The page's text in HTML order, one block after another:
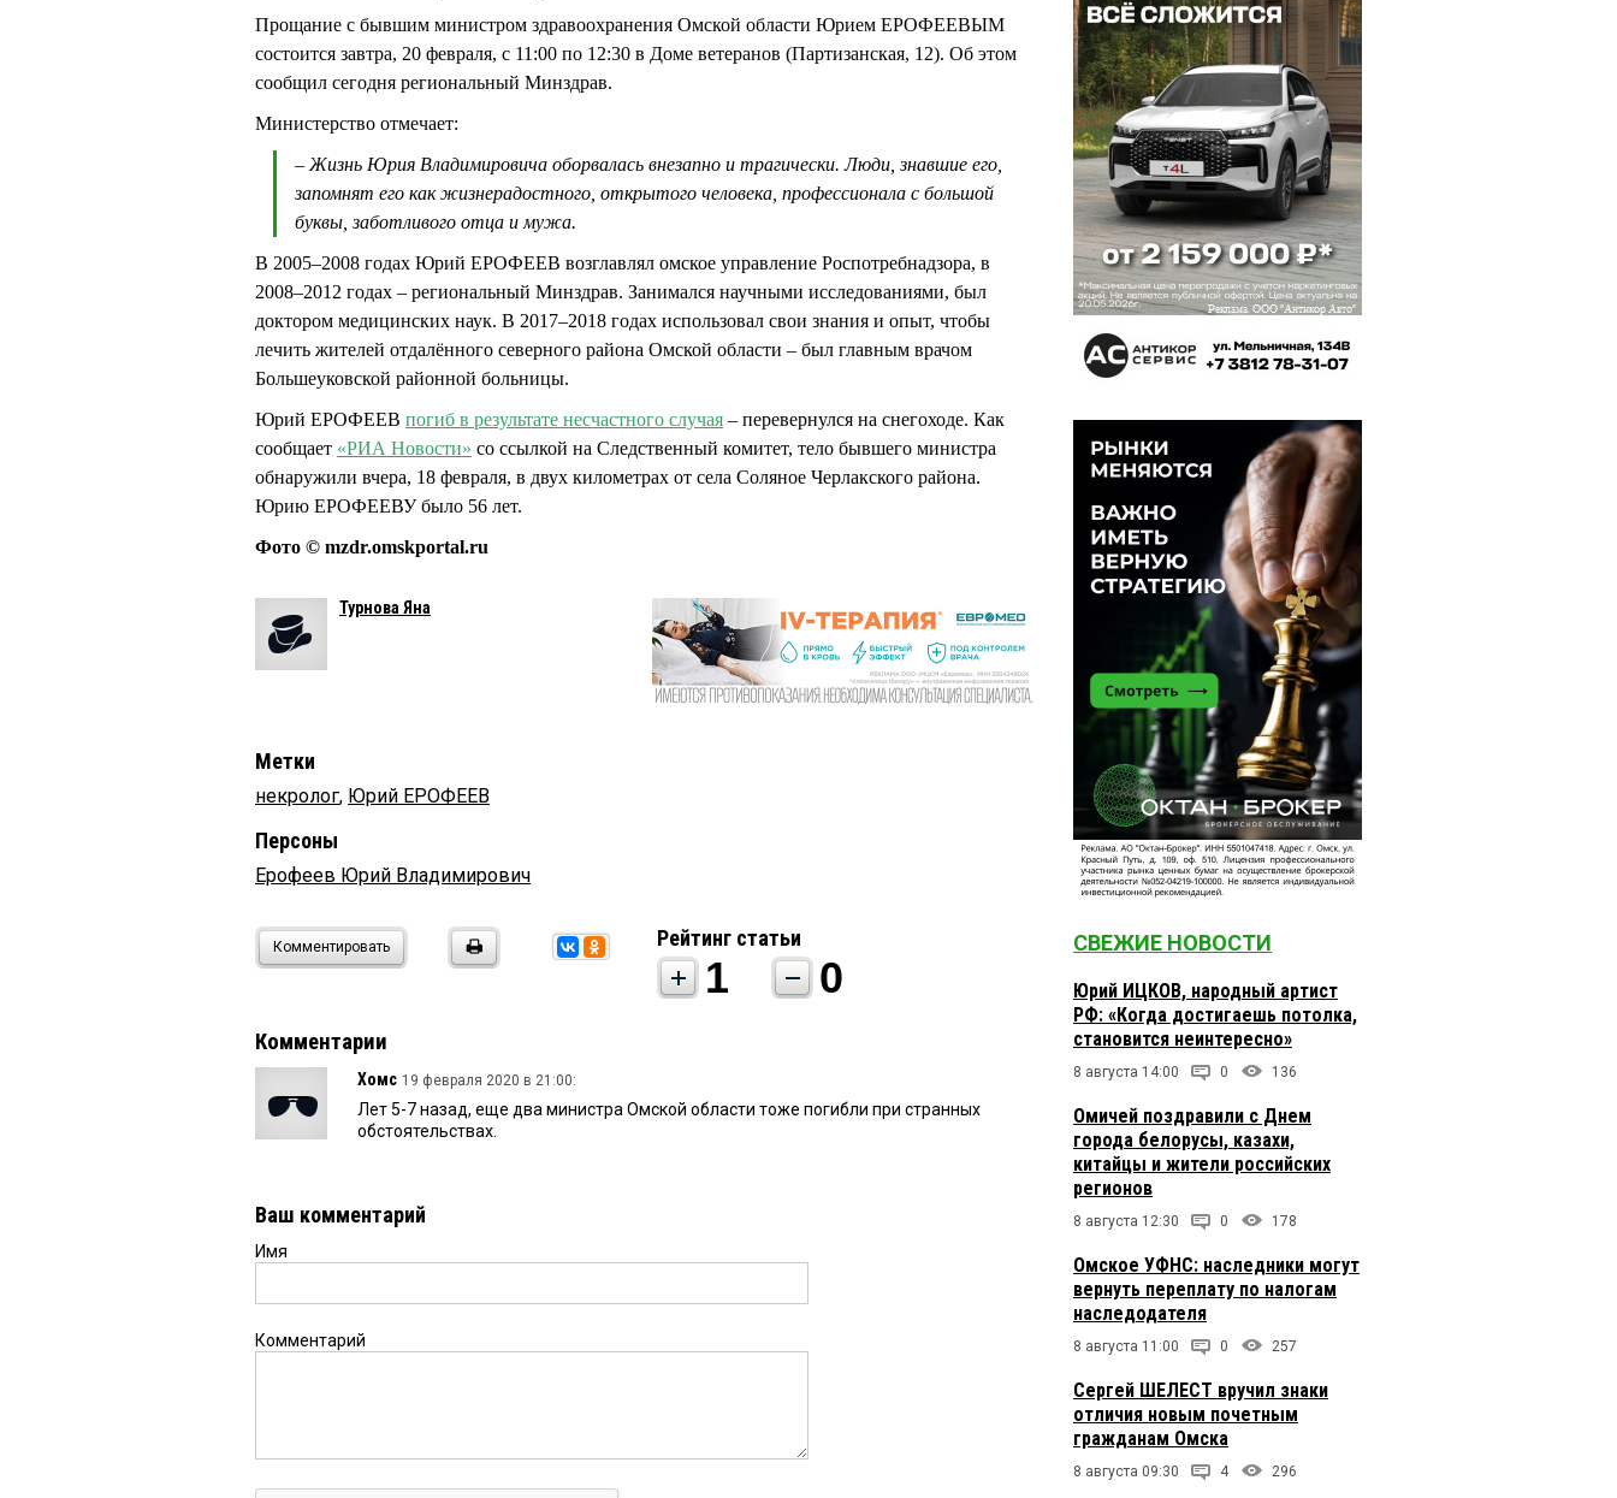
Прощание с бывшим министром здравоохранения Омской области Юрием ЕРОФЕЕВЫМ
состоится завтра, 20 февраля, с 11:00 по 12:30 в Доме ветеранов (Партизанская, 12). Об этом
сообщил сегодня региональный Минздрав.
Министерство отмечает:
– Жизнь Юрия Владимировича оборвалась внезапно и трагически. Люди, знавшие его,
запомнят его как жизнерадостного, открытого человека, профессионала с большой
буквы, заботливого отца и мужа.
В 2005–2008 годах Юрий ЕРОФЕЕВ возглавлял омское управление Роспотребнадзора, в
2008–2012 годах – региональный Минздрав. Занимался научными исследованиями, был
доктором медицинских наук. В 2017–2018 годах использовал свои знания и опыт, чтобы
лечить жителей отдалённого северного района Омской области – был главным врачом
Большеуковской районной больницы.
Юрий ЕРОФЕЕВ погиб в результате несчастного случая – перевернулся на снегоходе. Как
сообщает «РИА Новости» со ссылкой на Следственный комитет, тело бывшего министра
обнаружили вчера, 18 февраля, в двух километрах от села Соляное Черлакского района.
Юрию ЕРОФЕЕВУ было 56 лет.
Фото © mzdr.omskportal.ru
Турнова Яна
Метки
некролог, Юрий ЕРОФЕЕВ
Персоны
Ерофеев Юрий Владимирович
Комментировать Рейтинг статьи
1 0
Комментарии
Хомс 19 февраля 2020 в 21:00:
Лет 5-7 назад, еще два министра Омской области тоже погибли при странных
обстоятельствах.
Ваш комментарий
Имя
Комментарий
СВЕЖИЕ НОВОСТИ
Юрий ИЦКОВ, народный артист
РФ: «Когда достигаешь потолка,
становится неинтересно»
8 августа 14:00 0 136
Омичей поздравили с Днем
города белорусы, казахи,
китайцы и жители российских
регионов
8 августа 12:30 0 178
Омское УФНС: наследники могут
вернуть переплату по налогам
наследодателя
8 августа 11:00 0 257
Сергей ШЕЛЕСТ вручил знаки
отличия новым почетным
гражданам Омска
8 августа 09:30 4 296